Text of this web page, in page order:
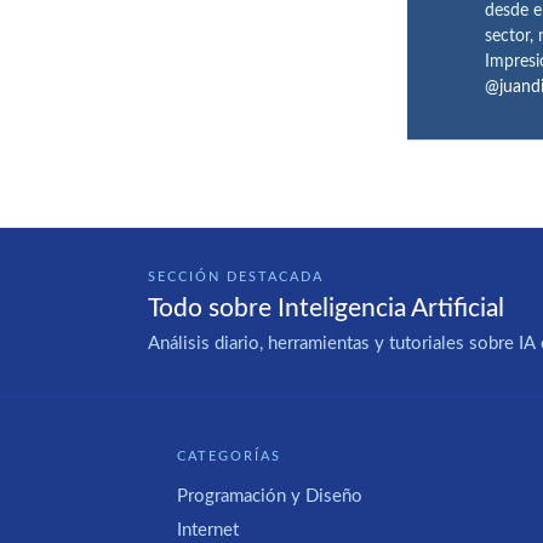
desde
sector,
SECCIÓN DESTACADA
Todo sobre Inteligencia Artificial
Análisis diario, herramientas y tutoriales sobre
CATEGORÍAS
Programación y Diseño
Internet